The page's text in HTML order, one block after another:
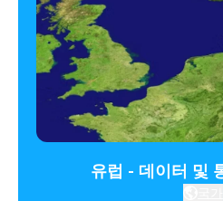
유럽 - 데이터 및